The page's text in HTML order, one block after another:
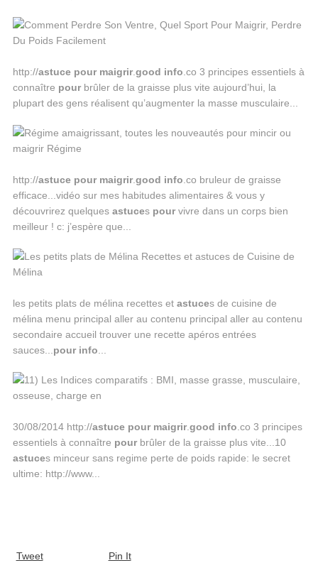
http://astuce pour maigrir.good info .co 3 principes essentiels à
connaître pourbrûler de la graisse plus vite aujourd’hui, la
plupart des gens réalisent qu’augmenter la masse musculaire...
http://astuce pour maigrir.good info .co bruleur de graisse
efficace...vidéo sur mes habitudes alimentaires & vous y
découvrirez quelques astuces pourvivre dans un corps bien
meilleur ! c: j’espère que...
les petits plats de mélina recettes et astuces de cuisine de
mélina menu principal aller au contenu principal aller au contenu
secondaire accueil trouver une recette apéros entrées
sauces... pour info
30/08/2014 http://astuce pour maigrir.good info .co 3 principes
essentiels à connaître pourbrûler de la graisse plus vite...10
astuces minceur sans regime perte de poids rapide: le secret
ultime: http://www...
Tweet Pin It